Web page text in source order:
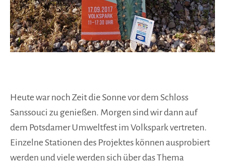
Heute war noch Zeit die Sonne vor dem Schloss
Sanssouci zu genießen. Morgen sind wir dann auf
dem Potsdamer Umweltfest im Volkspark vertreten.
Einzelne Stationen des Projektes können ausprobiert
werden und viele werden sich über das Thema